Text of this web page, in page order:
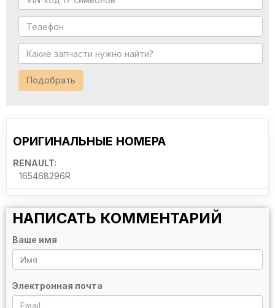
Подобрать
ОРИГИНАЛЬНЫЕ НОМЕРА
RENAULT:
165468296R
НАПИСАТЬ КОММЕНТАРИЙ
Ваше имя
Электронная почта